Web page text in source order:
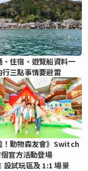
、住宿、遊覽船資料一
行三點事情要避雷
！動物森友會》Switch
官方活動登場
設試玩區及 1:1 場景